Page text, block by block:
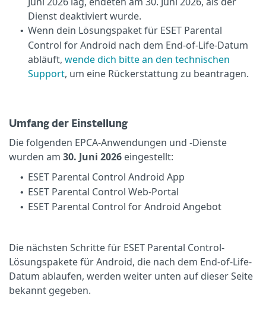
Dienst deaktiviert wurde.
• Wenn dein Lösungspaket für ESET Parental
Control for Android nach dem End-of-Life-Datum
abläuft, wende dich bitte an den technischen
Support, um eine Rückerstattung zu beantragen.
Umfang der Einstellung
Die folgenden EPCA-Anwendungen und -Dienste
wurden am 30. Juni 2026 eingestellt:
• ESET Parental Control Android App
• ESET Parental Control Web-Portal
• ESET Parental Control for Android Angebot
Die nächsten Schritte für ESET Parental Control-
Lösungspakete für Android, die nach dem End-of-Life-
Datum ablaufen, werden weiter unten auf dieser Seite
bekannt gegeben.